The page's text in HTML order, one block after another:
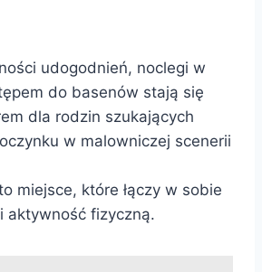
udogodnień, noclegi w
do basenów stają się
dla rodzin szukających
w malowniczej scenerii
miejsce, które łączy w sobie
aktywność fizyczną.